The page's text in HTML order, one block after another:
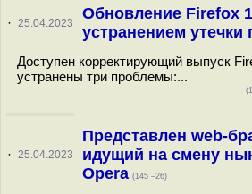
· 25.04.2023
Обновление Firefox
устранением утечки
Доступен корректирующий выпуск
устранены три проблемы:...
· 25.04.2023
Представлен web-
идущий на смену
Opera (145 –26)